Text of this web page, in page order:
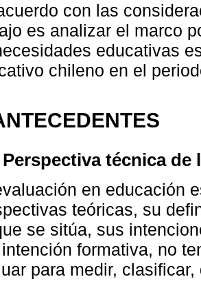
con las
es analizar el marco
educativas
chileno en el
Perspectiva técnica de
en educación
teóricas, su
se sitúa, sus
formativa, no
para medir,